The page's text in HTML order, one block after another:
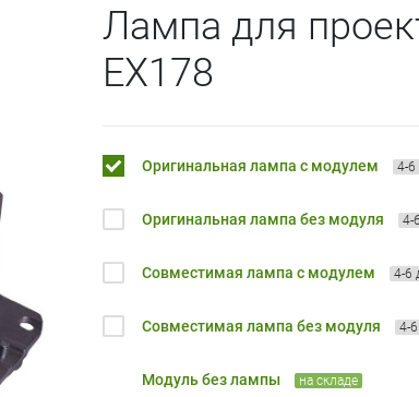
Лампа для
EX178
Оригинальная лампа с модулем 4-6
Оригинальная лампа без модуля 4-
Совместимая лампа с модулем 4-6
Совместимая лампа без модуля 4-
Модуль без лампы на складе